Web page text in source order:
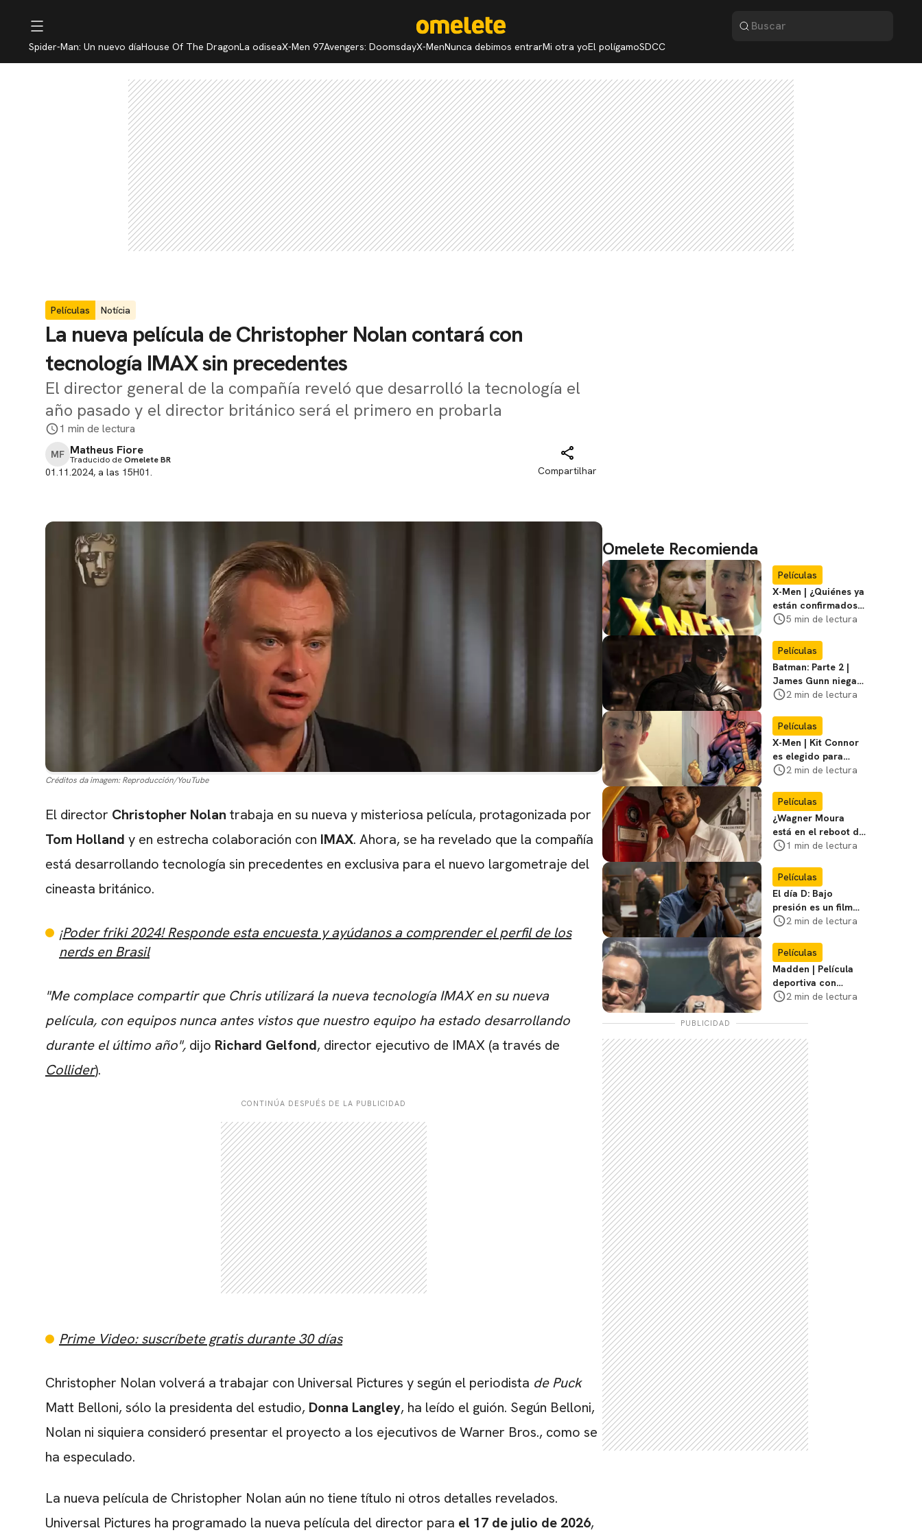
Spider-Man: Un nuevo díaHouse Of The DragonLa odiseaX-Men 97Avengers: DoomsdayX-MenNunca debimos entrarMi otra yoEl polígamoSDCC
Películas Notícia
La nueva película de Christopher Nolan contará con
tecnología IMAX sin precedentes
El director general de la compañía reveló que desarrolló la tecnología el
año pasado y el director británico será el primero en probarla
1 min de lectura
MF Matheus Fiore
Traducido deOmelete BR
01.11.2024, a las 15H01. Compartilhar
Créditos da imagem: Reproducción/YouTube
El director Christopher Nolan trabaja en su nueva y misteriosa película, protagonizada por
Tom Holland y en estrecha colaboración con IMAX. Ahora, se ha revelado que la compañía
está desarrollando tecnología sin precedentes en exclusiva para el nuevo largometraje del
cineasta británico.
¡Poder friki 2024! Responde esta encuesta y ayúdanos a comprender el perfil de los
nerds en Brasil
"Me complace compartir que Chris utilizará la nueva tecnología IMAX en su nueva
película, con equipos nunca antes vistos que nuestro equipo ha estado desarrollando
durante el último año", dijo Richard Gelfond, director ejecutivo de IMAX (a través de
Collider).
CONTINÚA DESPUÉS DE LA PUBLICIDAD
Prime Video: suscríbete gratis durante 30 días
Christopher Nolan volverá a trabajar con Universal Pictures y según el periodista de Puck
Matt Belloni, sólo la presidenta del estudio, Donna Langley, ha leído el guión. Según Belloni,
Nolan ni siquiera consideró presentar el proyecto a los ejecutivos de Warner Bros., como se
ha especulado.
La nueva película de Christopher Nolan aún no tiene título ni otros detalles revelados.
Universal Pictures ha programado la nueva película del director para el 17 de julio de 2026,
Omelete Recomienda
Películas
X-Men | ¿Quiénes ya
están confirmados
en la película de
favoritos
5 min de lectura
Películas
Batman: Parte 2 |
James Gunn niega
que se filme la parte
2 min de lectura
Películas
X-Men | Kit Connor
es elegido para
interpretar a
película
2 min de lectura
Películas
¿Wagner Moura
está en el reboot de
X-Men? El actor lo
1 min de lectura
Películas
El día D: Bajo
presión es un film
bélico distinto lleno
2 min de lectura
Películas
Madden | Película
deportiva con
Nicolas Cage tendrá
cines
2 min de lectura
PUBLICIDAD
CARREGANDO PUBLICIDADE